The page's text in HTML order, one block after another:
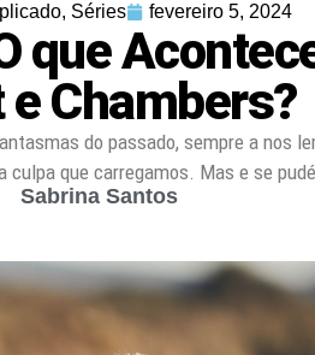
, Séries fevereiro 5, 2024
que
e Chambers?
do passado, sempre a nos
culpa que carregamos. Mas e se
Sabrina Santos